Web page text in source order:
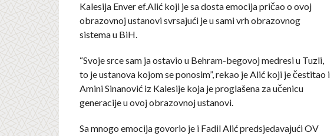
Kalesija Enver ef.Alić koji je sa dosta emocija pričao o ovoj
obrazovnoj ustanovi svrsajući je u sami vrh obrazovnog
sistema u BiH.
“Svoje srce sam ja ostavio u Behram-begovoj medresi u Tuzli,
to je ustanova kojom se ponosim”, rekao je Alić koji je čestitao i
Amini Sinanović iz Kalesije koja je proglašena za učenicu
generacije u ovoj obrazovnoj ustanovi.
Sa mnogo emocija govorio je i Fadil Alić predsjedavajući OV